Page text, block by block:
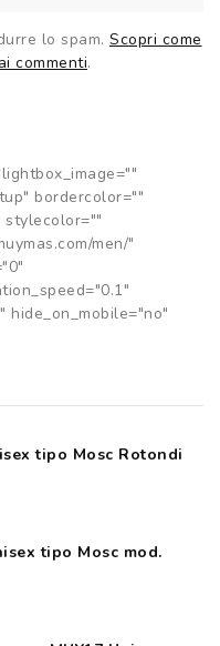
lo spam. Scopri come
commenti.
bordercolor=""
stylecolor=""
men/"
tipo Mosc Rotondi
tipo Mosc mod.